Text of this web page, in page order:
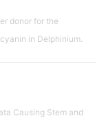
donor for the
in Delphinium.
Causing Stem and